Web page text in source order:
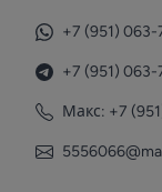
+7 (951) 063-
+7 (951) 063-
Макс: +7